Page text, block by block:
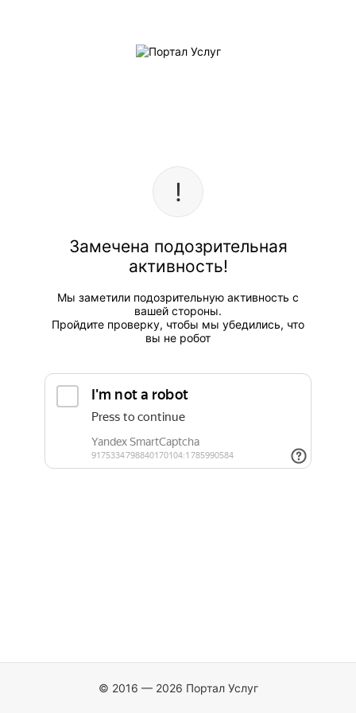
Замечена подозрительная
активность!
Мы заметили подозрительную активность с
вашей стороны.
Пройдите проверку, чтобы мы убедились, что
вы не робот
© 2016 — 2026 Портал Услуг